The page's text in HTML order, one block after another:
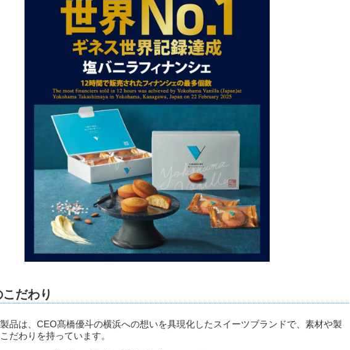
だわり
品は、CEO髙橋優斗の横浜への想いを具現化したスイーツブランドで、素材や製
だわりを持っています。